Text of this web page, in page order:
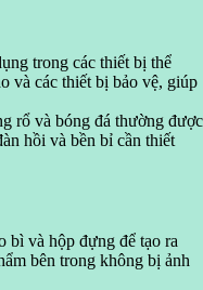
trong các thiết bị thể
và các thiết bị bảo vệ, giúp
rổ và bóng đá thường được
hồi và bền bỉ cần thiết
bì và hộp đựng để tạo ra
bên trong không bị ảnh